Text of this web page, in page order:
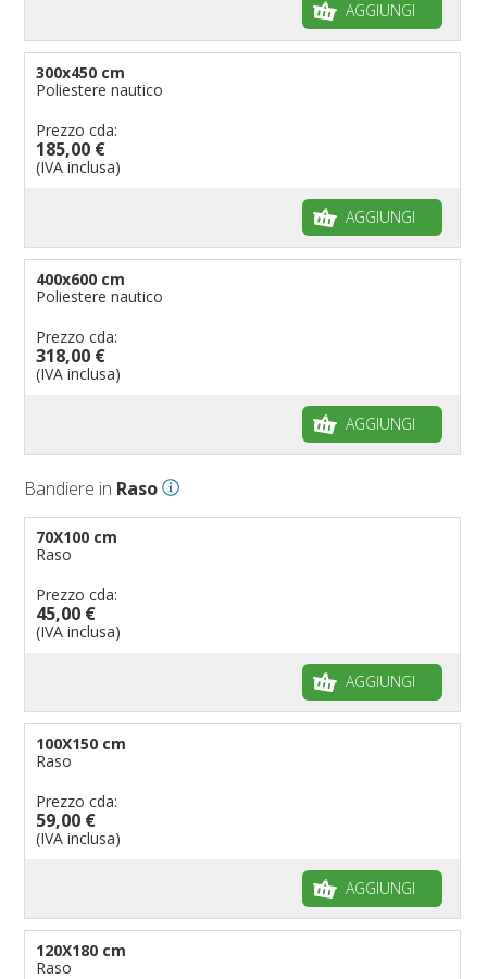
AGGIUNGI
300x450 cm
Poliestere nautico
Prezzo cda:
185,00 €
(IVA inclusa)
AGGIUNGI
400x600 cm
Poliestere nautico
Prezzo cda:
318,00 €
(IVA inclusa)
AGGIUNGI
Bandiere in Raso
70X100 cm
Raso
Prezzo cda:
45,00 €
(IVA inclusa)
AGGIUNGI
100X150 cm
Raso
Prezzo cda:
59,00 €
(IVA inclusa)
AGGIUNGI
120X180 cm
Raso